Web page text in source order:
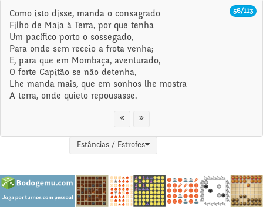
56/113
Como isto disse, manda o consagrado
Filho de Maia à Terra, por que tenha
Um pacífico porto o sossegado,
Para onde sem receio a frota venha;
E, para que em Mombaça, aventurado,
O forte Capitão se não detenha,
Lhe manda mais, que em sonhos lhe mostra
A terra, onde quieto repousasse.
Estâncias / Estrofes